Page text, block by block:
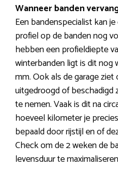
Wanneer banden
Een bandenspecialist kan
profiel op de banden nog
hebben een profieldiepte
winterbanden ligt is dit nog
mm. Ook als de garage
uitgedroogd of beschadigd
te nemen. Vaak is dit na
hoeveel kilometer je
bepaald door rijstijl en of
Check om de 2 weken de
levensduur te